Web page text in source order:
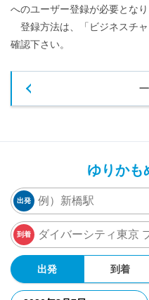
へのユーザー登録が必要となり
登録方法は、「ビジネスチ
確認下さい。
ゆりかも
出発
到着
出発 到着